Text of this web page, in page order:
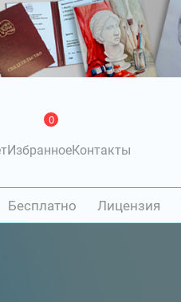
Избранное
0
Контакты
Бесплатно Лицензия